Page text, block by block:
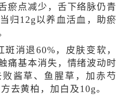
瘀点减少，舌下络脉仍青
归12g以养血活血，助瘀
消退60%，皮肤变软，
痛基本消失，情绪波动时
酱草、鱼腥草，加赤芍
去黄柏，加白及10g。